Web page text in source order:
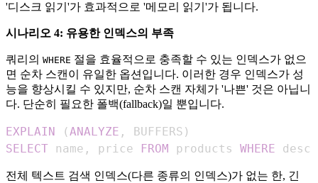
'디스크 읽기'가 효과적으로 '메모리 읽기'가 됩니다.
시나리오 4: 유용한 인덱스의 부족
쿼리의 WHERE 절을 효율적으로 충족할 수 있는 인덱스가 없으
면 순차 스캔이 유일한 옵션입니다. 이러한 경우 인덱스가 성
능을 향상시킬 수 있지만, 순차 스캔 자체가 '나쁜' 것은 아닙니
다. 단순히 필요한 폴백(fallback)일 뿐입니다.
EXPLAIN (ANALYZE , BUFFERS )
SELECT name , price FROM products WHERE
전체 텍스트 검색 인덱스(다른 종류의 인덱스)가 없는 한, 긴